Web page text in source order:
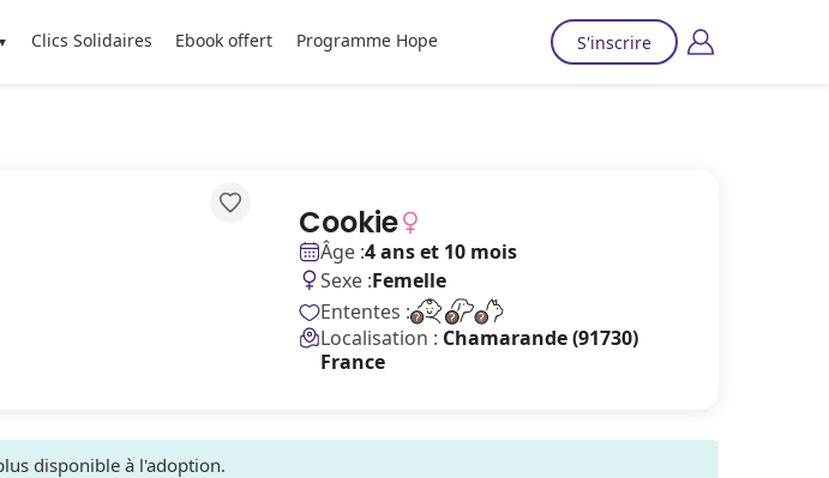
Clics Solidaires Ebook offert Programme Hope S'inscrire
Cookie
Âge :4 ans et 10 mois
Sexe :Femelle
Ententes :
Localisation : Chamarande (91730)
France
disponible à l'adoption.